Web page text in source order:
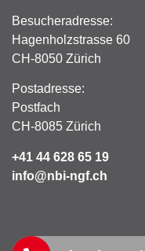
Besucheradresse:
Hagenholzstrasse 60
CH-8050 Zürich
Postadresse:
Postfach
CH-8085 Zürich
+41 44 628 65 19
info@nbi-ngf.ch